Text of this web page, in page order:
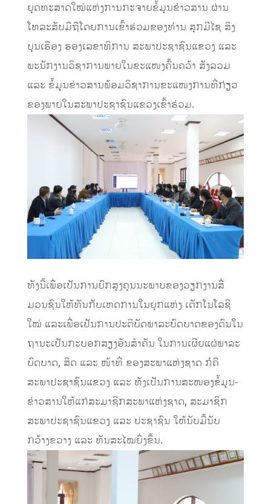
ຍຸດທະສາດໃໝ່ແຫ່ງການກະຈາຍຂໍ້ມູນຂ່າວສານ ຜ່ານ
ໂທລະສັບມືຖືໂດຍການເຂົ້າຮ່ວມຂອງທ່ານ ສຸກມີໄຊ ສິງ
ບຸນເຮືອງ ຮອງເລຂາທິການ ສະພາປະຊາຊົນແຂວງ ແລະ
ພະນັກງານວິຊາການພາຍໃນຂະແໜງຄົ້ນຄວ້າ ສັງລວມ
ແລະ ຂໍ້ມູນຂ່າວສານພ້ອມວິຊາການຂະແໜງການທີ່ກ່ຽວ
ຂອງພາຍໃນສະພາປະຊາຊົນແຂວງເຂົ້າຮ່ວມ.
ທັງນີ້ເພື່ອເປັນການຍົກສູງຄຸນນະພາບຂອງວຽກງານສື່
ມວນຊົນໃຫ້ທັນກັບເຫດການໃນຍຸກແຫ່ງ ເຕັກໂນໂລຊີ
ໃໝ່ ແລະເພື່ອເປັນການປະຕິບັດພາລະບົດບາດຂອງຕົນໃນ
ຖານະເປັນກະບອກສຽງອັນສຳຄັນ ໃນການເຜີຍແຜ່ພາລະ
ບົດບາດ, ສິດ ແລະ ໜ້າທີ່ ຂອງສະພາແຫ່ງຊາດ ກໍຄື
ສະພາປະຊາຊົນແຂວງ ແລະ ທັງເປັນການສະໜອງຂໍ້ມູນ-
ຂ່າວສານໃຫ້ແກ່ສະມາຊິກສະພາແຫ່ງຊາດ, ສະມາຊິກ
ສະພາປະຊາຊົນແຂວງ ແລະ ປະຊາຊົນ ໃຫ້ນັບມື້ນັບ
ກວ້າງຂວາງ ແລະ ທັນສະໄໝຍິ່ງຂຶ້ນ.